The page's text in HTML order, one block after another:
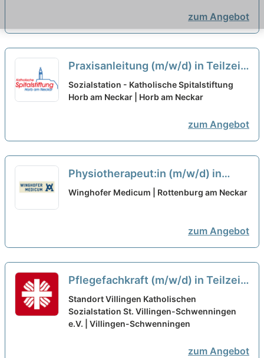
zum Angebot
Praxisanleitung (m/w/d) in Teilzeit
(50-75%)- Bei einem verlässlichen
Arbeitgeber!
neu
Sozialstation - Katholische Spitalstiftung
Horb am Neckar | Horb am Neckar
zum Angebot
Physiotherapeut:in (m/w/d) in
Teilzeit - Wir suchen Sie für die
Winghofer Medicum | Rottenburg am Neckar
zum Angebot
Pflegefachkraft (m/w/d) in Teilzeit
(Stundenumfang 30-85%)– Ihr
neuer Arbeitsplatz in einem
eingespielten Team! neu
Standort Villingen Katholischen
Sozialstation St. Villingen-Schwenningen
e.V. | Villingen-Schwenningen
zum Angebot